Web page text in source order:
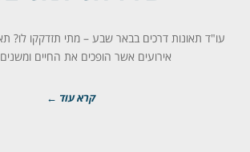
עו"ד תאונות דרכים בבאר שבע – מתי תזדקקו לו?
אירועים אשר הופכים את החיים
קרא עוד ←